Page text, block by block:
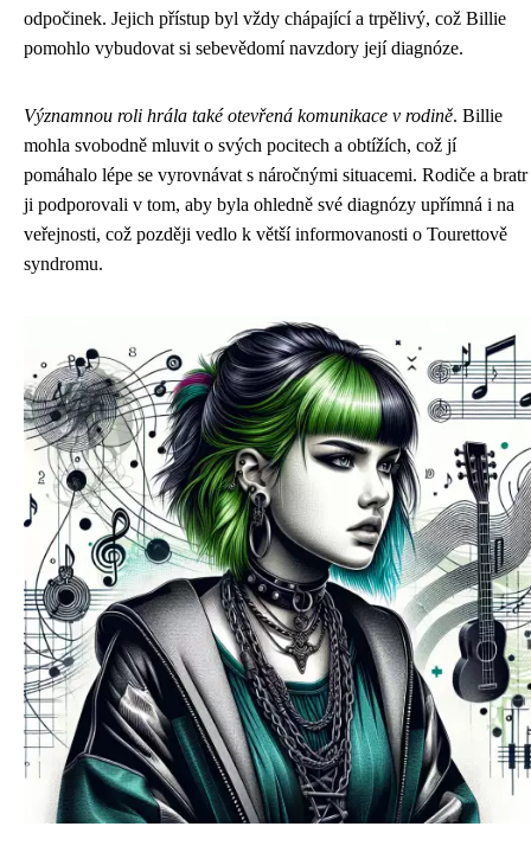
odpočinek. Jejich přístup byl vždy chápající a trpělivý, což Billie
pomohlo vybudovat si sebevědomí navzdory její diagnóze.
Významnou roli hrála také otevřená komunikace v rodině. Billie
mohla svobodně mluvit o svých pocitech a obtížích, což jí
pomáhalo lépe se vyrovnávat s náročnými situacemi. Rodiče a bratr
ji podporovali v tom, aby byla ohledně své diagnózy upřímná i na
veřejnosti, což později vedlo k větší informovanosti o Tourettově
syndromu.